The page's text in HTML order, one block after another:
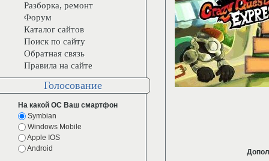
Разборка, ремонт
Форум
Каталог сайтов
Поиск по сайту
Обратная связь
Правила на сайте
Голосование
На какой ОС Ваш смартфон
Symbian
Windows Mobile
Apple IOS
Android